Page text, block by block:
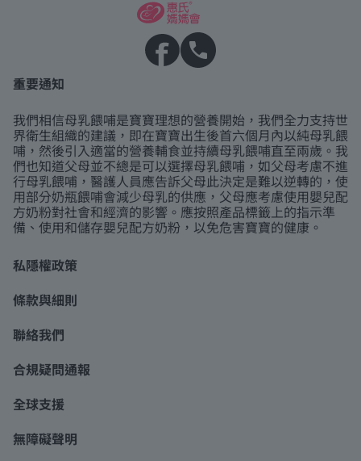
重要通知
我們相信母乳餵哺是寶寶理想的營養開始，我們全力支持世
界衛生組織的建議，即在寶寶出生後首六個月內以純母乳餵
哺，然後引入適當的營養輔食並持續母乳餵哺直至兩歲。我
們也知道父母並不總是可以選擇母乳餵哺，如父母考慮不進
行母乳餵哺，醫護人員應告訴父母此決定是難以逆轉的，使
用部分奶瓶餵哺會減少母乳的供應，父母應考慮使用嬰兒配
方奶粉對社會和經濟的影響。應按照產品標籤上的指示準
備、使用和儲存嬰兒配方奶粉，以免危害寶寶的健康。
私隱權政策
條款與細則
聯絡我們
合規疑問通報
全球支援
無障礙聲明